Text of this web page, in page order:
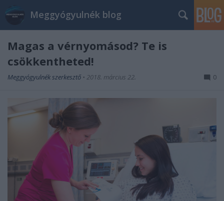
Meggyógyulnék blog
Magas a vérnyomásod? Te is
csökkentheted!
Meggyógyulnék szerkesztő • 2018. március 22. 0